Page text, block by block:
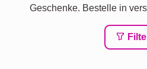
Geschenke. Bestelle in